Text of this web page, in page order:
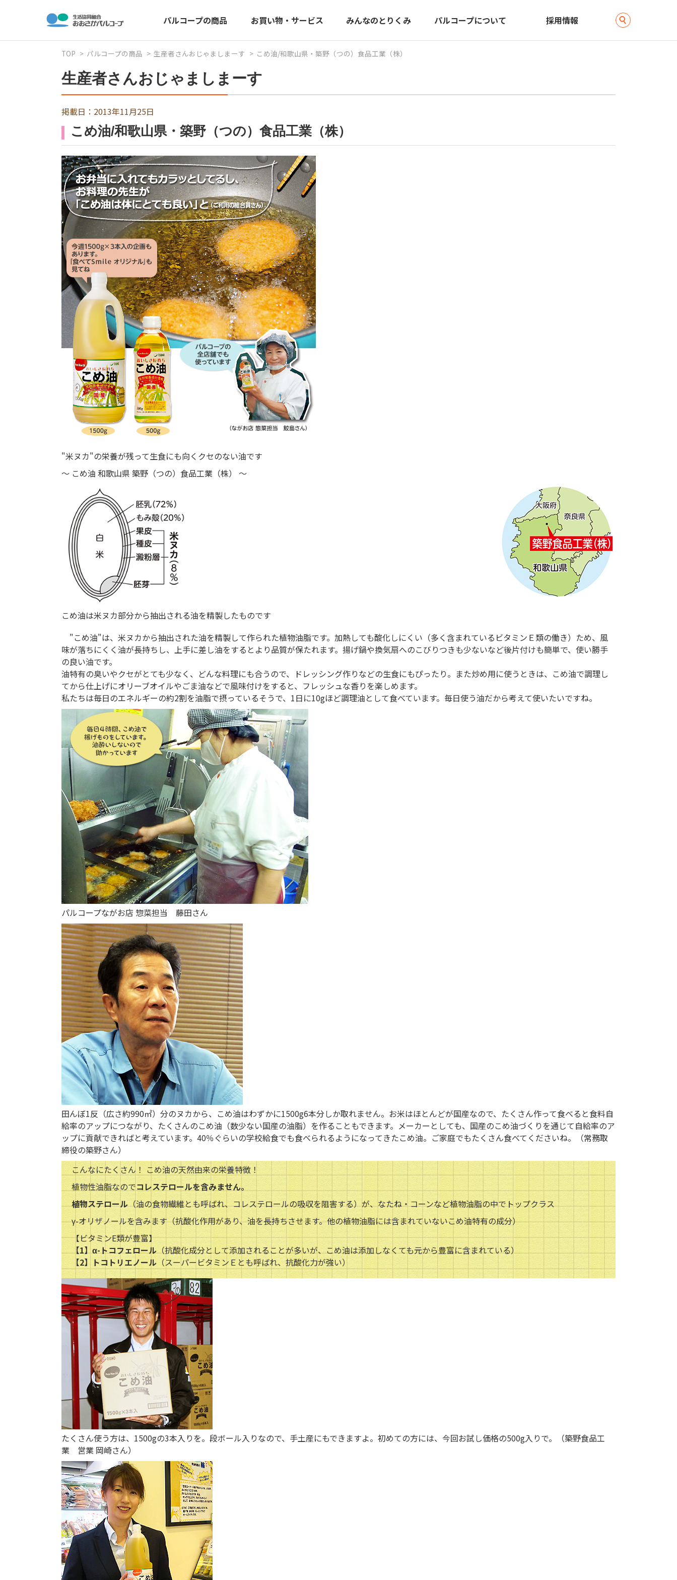
パルコープの商品 お買い物・サービス みんなのとりくみ パルコープについて 採用情報
TOP パルコープの商品 生産者さんおじゃましまーす こめ油/和歌山県・築野（つの）食品工業（株）
生産者さんおじゃましまーす
掲載日：2013年11月25日
こめ油/和歌山県・築野（つの）食品工業（株）
"米ヌカ"の栄養が残って生食にも向くクセのない油です
～ こめ油 和歌山県 築野（つの）食品工業（株） ～
こめ油は米ヌカ部分から抽出される油を精製したものです
"こめ油"は、米ヌカから抽出された油を精製して作られた植物油脂です。加熱しても酸化しにくい（多く含まれているビタミンＥ類の働き）ため、風
味が落ちにくく油が長持ちし、上手に差し油をするとより品質が保たれます。揚げ鍋や換気扇へのこびりつきも少ないなど後片付けも簡単で、使い勝手
の良い油です。
油特有の臭いやクセがとても少なく、どんな料理にも合うので、ドレッシング作りなどの生食にもぴったり。また炒め用に使うときは、こめ油で調理し
てから仕上げにオリーブオイルやごま油などで風味付けをすると、フレッシュな香りを楽しめます。
私たちは毎日のエネルギーの約2割を油脂で摂っているそうで、1日に10gほど調理油として食べています。毎日使う油だから考えて使いたいですね。
パルコープながお店 惣菜担当 藤田さん
田んぼ1反（広さ約990㎡）分のヌカから、こめ油はわずかに1500g6本分しか取れません。お米はほとんどが国産なので、たくさん作って食べると食料自
給率のアップにつながり、たくさんのこめ油（数少ない国産の油脂）を作ることもできます。メーカーとしても、国産のこめ油づくりを通じて自給率のア
ップに貢献できればと考えています。40％ぐらいの学校給食でも食べられるようになってきたこめ油。ご家庭でもたくさん食べてくださいね。（常務取
締役の築野さん）
こんなにたくさん！ こめ油の天然由来の栄養特徴！
植物性油脂なのでコレステロールを含みません。
植物ステロール（油の食物繊維とも呼ばれ、コレステロールの吸収を阻害する）が、なたね・コーンなど植物油脂の中でトップクラス
γ-オリザノールを含みます（抗酸化作用があり、油を長持ちさせます。他の植物油脂には含まれていないこめ油特有の成分）
【ビタミンE類が豊富】
【1】α-トコフェロール（抗酸化成分として添加されることが多いが、こめ油は添加しなくても元から豊富に含まれている）
【2】トコトリエノール （スーパービタミンＥとも呼ばれ、抗酸化力が強い）
たくさん使う方は、1500gの3本入りを。段ボール入りなので、手土産にもできますよ。初めての方には、今回お試し価格の500g入りで。（築野食品工
業 営業 岡崎さん）